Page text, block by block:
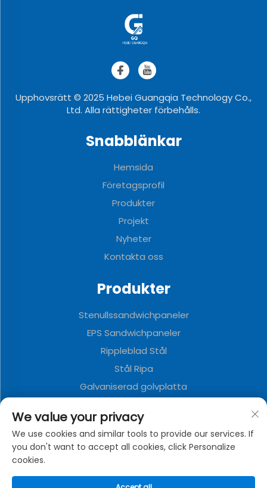
Upphovsrätt © 2025 Hebei Guangqia Technology Co.,
Ltd. Alla rättigheter förbehålls.
Snabblänkar
Hemsida
Företagsprofil
Produkter
Projekt
Nyheter
Kontakta oss
Produkter
Stenullssandwichpaneler
EPS Sandwichpaneler
Rippleblad Stål
Stål Ripa
Galvaniserad golvplatta
Metalldekorationstavla
Väggcontainerhus
OM FÖRETAGET
We value your privacy
We use cookies and similar tools to provide our services. If
you don't want to accept all cookies, click Personalize
cookies.